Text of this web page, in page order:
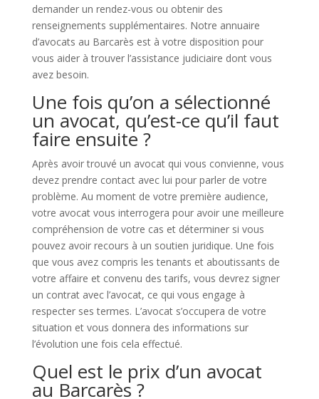
demander un rendez-vous ou obtenir des
renseignements supplémentaires. Notre annuaire
d’avocats au Barcarès est à votre disposition pour
vous aider à trouver l’assistance judiciaire dont vous
avez besoin.
Une fois qu’on a sélectionné
un avocat, qu’est-ce qu’il faut
faire ensuite ?
Après avoir trouvé un avocat qui vous convienne, vous
devez prendre contact avec lui pour parler de votre
problème. Au moment de votre première audience,
votre avocat vous interrogera pour avoir une meilleure
compréhension de votre cas et déterminer si vous
pouvez avoir recours à un soutien juridique. Une fois
que vous avez compris les tenants et aboutissants de
votre affaire et convenu des tarifs, vous devrez signer
un contrat avec l’avocat, ce qui vous engage à
respecter ses termes. L’avocat s’occupera de votre
situation et vous donnera des informations sur
l’évolution une fois cela effectué.
Quel est le prix d’un avocat
au Barcarès ?